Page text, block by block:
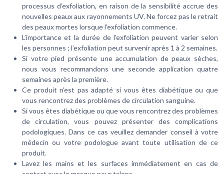
processus d’exfoliation, en raison de la sensibilité accrue des
nouvelles peaux aux rayonnements UV. Ne forcez pas le retrait
des peaux mortes lorsque l’exfoliation commence.
L’importance et la durée de l’exfoliation peuvent varier selon
les personnes ; l’exfoliation peut survenir après 1 à 2 semaines.
Si votre pied présente une accumulation de peaux sèches,
nous vous recommandons une seconde application quatre
semaines après la première.
Ce produit n’est pas adapté si vous êtes diabétique ou que
vous rencontrez des problèmes de circulation sanguine.
Si vous êtes diabétique ou que vous rencontrez des problèmes
de circulation, vous pouvez présenter des complications
podologiques. Dans ce cas veuillez demander conseil à votre
médecin ou votre podologue avant toute utilisation de ce
produit.
Lavez les mains et les surfaces immédiatement en cas de